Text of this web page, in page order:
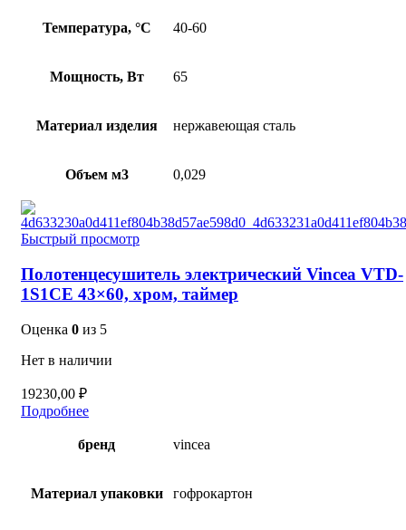
Температура, °C 40-60
Мощность, Вт 65
Материал изделия нержавеющая сталь
Объем м3 0,029
Быстрый просмотр
Полотенцесушитель электрический Vincea VTD-
1S1CE 43×60, хром, таймер
Оценка 0 из 5
Нет в наличии
19230,00 ₽
Подробнее
бренд vincea
Материал упаковки гофрокартон